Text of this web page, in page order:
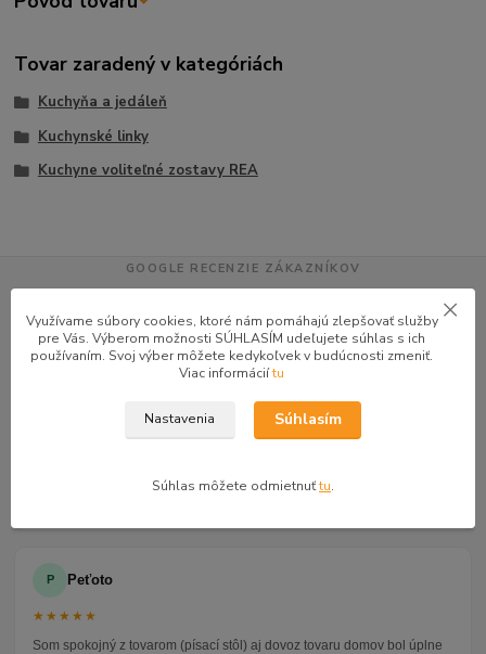
Tovar zaradený v kategóriách
Kuchyňa a jedáleň
Kuchynské linky
Kuchyne voliteľné zostavy REA
GOOGLE RECENZIE ZÁKAZNÍKOV
4.947 recenzií · Google
nikto nebol doma pán veľmi ochotne vybavil iné miesto odberu a vodič
P Peťoto
★★★★★
Som spokojný z tovarom (písací stôl) aj dovoz tovaru domov bol úplne
Využívame súbory cookies, ktoré nám pomáhajú zlepšovať služby
pre Vás. Výberom možnosti SÚHLASÍM udeľujete súhlas s ich
používaním. Svoj výber môžete kedykoľvek v budúcnosti zmeniť.
Viac informáciítu
Nastavenia Súhlasím
Súhlas môžete odmietnuťtu.